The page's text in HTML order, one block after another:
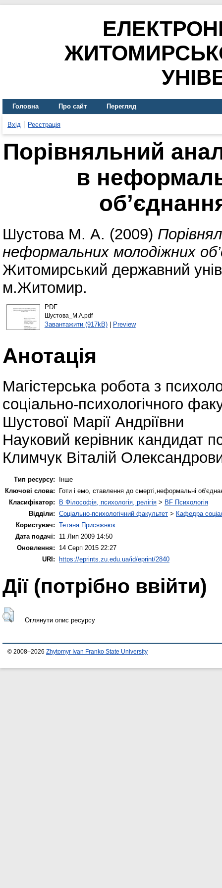
Головна Про сайт Перегляд
Вхід Реєстрація
Порівняльний
в
Шустова М. А. (2009)
неформальних молодіжних
Житомирський державний
м.Житомир.
PDF
Шустова_М.А.pdf
Завантажити (917kB)| Preview
Анотація
Магістерська робота з
соціально-психологічного
Шустової Марії Андріївни
Науковий керівник кандидат
Климчук Віталій
Тип ресурсу:
Інше
Ключові слова:
Готи і емо, ставлення до смерті,неформальні
Класифікатор:
B Філософія, психологія, релігія > BF Психологія
Відділи: Соціально-психологічний факультет > Кафедра
Користувач: Тетяна Присяжнюк
Дата подачі:
11 Лип 2009 14:50
Оновлення:
14 Серп 2015 22:27
URI: https://eprints.zu.edu.ua/id/eprint/2840
Дії ​​(потрібно ввійти)
Оглянути опис ресурсу
© 2008–2026 Zhytomyr Ivan Franko State University